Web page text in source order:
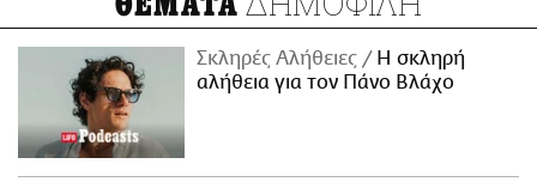
Σκληρές Αλήθειες
H σκληρή
αλήθεια για τον Πάνο Βλάχο